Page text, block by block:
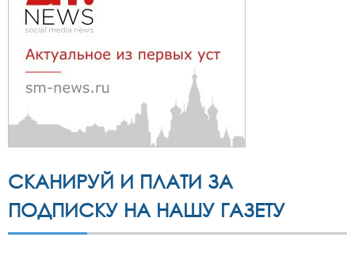
СКАНИРУЙ И ПЛАТИ ЗА
ПОДПИСКУ НА НАШУ ГАЗЕТУ